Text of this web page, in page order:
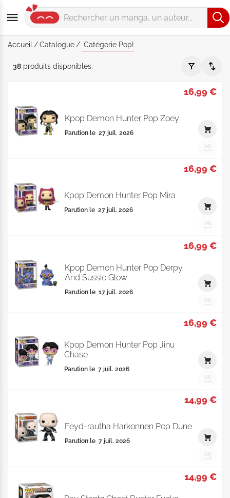
Accueil Catalogue Catégorie Pop!
Catégorie "Pop!" - Par Date de parution - Catalogue produits
38 produits disponibles.
16,99 €
Kpop Demon Hunter Pop Zoey
Parution le 27 juil. 2026
16,99 €
Kpop Demon Hunter Pop Mira
Parution le 27 juil. 2026
16,99 €
Kpop Demon Hunter Pop Derpy
And Sussie Glow
Parution le 17 juil. 2026
16,99 €
Kpop Demon Hunter Pop Jinu
Chase
Parution le 7 juil. 2026
14,99 €
Feyd-rautha Harkonnen Pop Dune
Parution le 7 juil. 2026
14,99 €